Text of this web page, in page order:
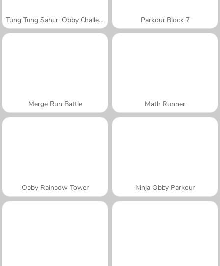
Tung Tung Sahur: Obby Challenge Parkour Block 7
Merge Run Battle Math Runner
Obby Rainbow Tower Ninja Obby Parkour